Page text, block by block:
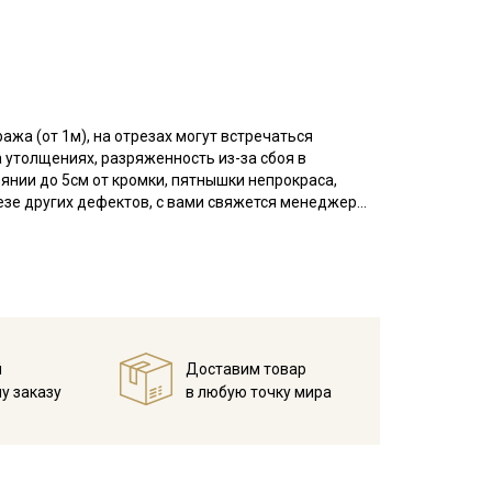
(от 1м), на отрезах могут встречаться
разряженность из-за сбоя в
до 5см от кромки, пятнышки непрокраса,
других дефектов, с вами свяжется менеджер
просим указывать необходимый единый метраж
формообразование, не тянется, обладает низкой
костюмов, брюк, юбок, пиджаков и
заказу
Доставим товар
в любую точку мира